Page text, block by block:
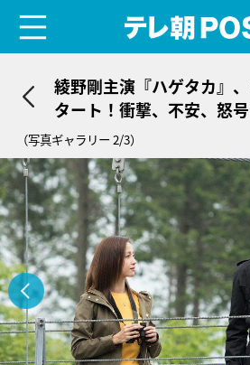
綾野剛主演『ハゲタカ』
タート！衝撃、不安、怒
（写真ギャラリー 2/3）